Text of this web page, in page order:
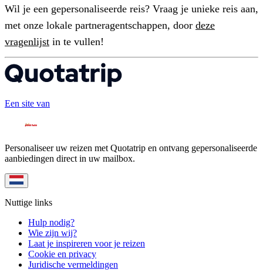
Wil je een gepersonaliseerde reis? Vraag je unieke reis aan,
met onze lokale partneragentschappen, door deze
vragenlijst in te vullen!
Een site van
Personaliseer uw reizen met Quotatrip en ontvang gepersonaliseerde
aanbiedingen direct in uw mailbox.
Nuttige links
Hulp nodig?
Wie zijn wij?
Laat je inspireren voor je reizen
Cookie en privacy
Juridische vermeldingen